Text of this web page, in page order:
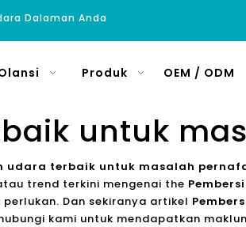
Dalaman Anda
Produk OEM / ODM
untuk
udara terbaik untuk masalah
trend terkini mengenai the
Dan sekiranya artikel
kami untuk mendapatkan